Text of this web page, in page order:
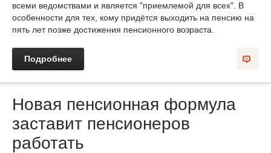
всеми ведомствами и является "приемлемой для всех". В
особенности для тех, кому придётся выходить на пенсию на
пять лет позже достижения пенсионного возраста.
Подробнее
Новая пенсионная формула
заставит пенсионеров
работать